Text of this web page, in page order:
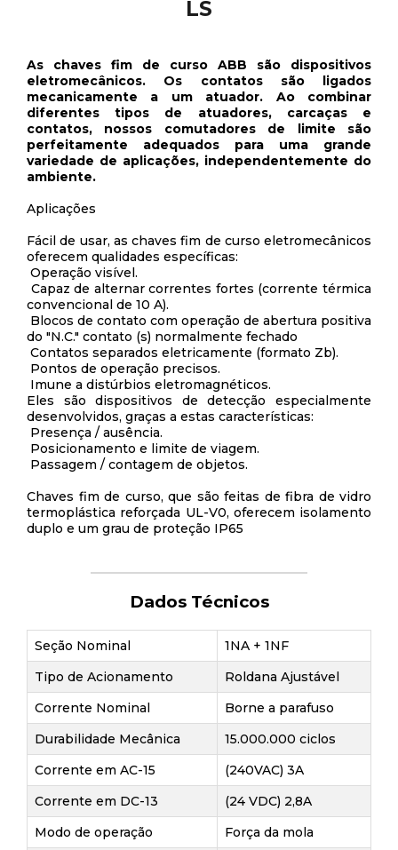
LS
As chaves fim de curso ABB são dispositivos
eletromecânicos. Os contatos são ligados
mecanicamente a um atuador. Ao combinar
diferentes tipos de atuadores, carcaças e
contatos, nossos comutadores de limite são
perfeitamente adequados para uma grande
variedade de aplicações, independentemente do
ambiente.
Aplicações
Fácil de usar, as chaves fim de curso eletromecânicos
oferecem qualidades específicas:
Operação visível.
Capaz de alternar correntes fortes (corrente térmica
convencional de 10 A).
Blocos de contato com operação de abertura positiva
do "N.C." contato (s) normalmente fechado
Contatos separados eletricamente (formato Zb).
Pontos de operação precisos.
Imune a distúrbios eletromagnéticos.
Eles são dispositivos de detecção especialmente
desenvolvidos, graças a estas características:
Presença / ausência.
Posicionamento e limite de viagem.
Passagem / contagem de objetos.
Chaves fim de curso, que são feitas de fibra de vidro
termoplástica reforçada UL-V0, oferecem isolamento
duplo e um grau de proteção IP65
Dados Técnicos
Seção Nominal
1NA + 1NF
Tipo de Acionamento
Roldana Ajustável
Corrente Nominal
Borne a parafuso
Durabilidade Mecânica
15.000.000 ciclos
Corrente em AC-15
(240VAC) 3A
Corrente em DC-13
(24 VDC) 2,8A
Modo de operação
Força da mola